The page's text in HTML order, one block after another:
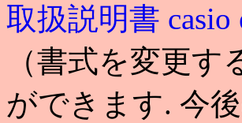
取扱説明書
（書式を変更
ができます. 今